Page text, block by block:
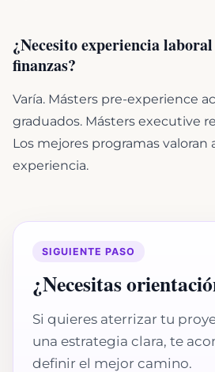
¿Necesito experiencia
finanzas?
Varía. Másters pre-experience
graduados. Másters executive
Los mejores programas valoran
experiencia.
SIGUIENTE PASO
¿Necesitas
Si quieres aterrizar tu
una estrategia clara, te
definir el mejor camino.